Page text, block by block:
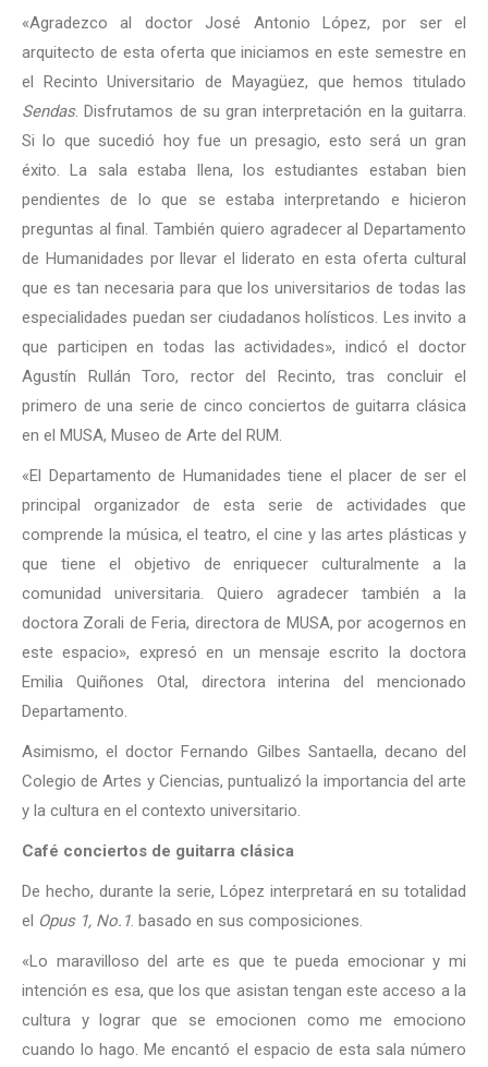
«Agradezco al doctor José Antonio López, por ser el
arquitecto de esta oferta que iniciamos en este semestre en
el Recinto Universitario de Mayagüez, que hemos titulado
Sendas. Disfrutamos de su gran interpretación en la guitarra.
Si lo que sucedió hoy fue un presagio, esto será un gran
éxito. La sala estaba llena, los estudiantes estaban bien
pendientes de lo que se estaba interpretando e hicieron
preguntas al final. También quiero agradecer al Departamento
de Humanidades por llevar el liderato en esta oferta cultural
que es tan necesaria para que los universitarios de todas las
especialidades puedan ser ciudadanos holísticos. Les invito a
que participen en todas las actividades», indicó el doctor
Agustín Rullán Toro, rector del Recinto, tras concluir el
primero de una serie de cinco conciertos de guitarra clásica
en el MUSA, Museo de Arte del RUM.
«El Departamento de Humanidades tiene el placer de ser el
principal organizador de esta serie de actividades que
comprende la música, el teatro, el cine y las artes plásticas y
que tiene el objetivo de enriquecer culturalmente a la
comunidad universitaria. Quiero agradecer también a la
doctora Zorali de Feria, directora de MUSA, por acogernos en
este espacio», expresó en un mensaje escrito la doctora
Emilia Quiñones Otal, directora interina del mencionado
Departamento.
Asimismo, el doctor Fernando Gilbes Santaella, decano del
Colegio de Artes y Ciencias, puntualizó la importancia del arte
y la cultura en el contexto universitario.
Café conciertos de guitarra clásica
De hecho, durante la serie, López interpretará en su totalidad
el Opus 1, No.1 . basado en sus composiciones.
«Lo maravilloso del arte es que te pueda emocionar y mi
intención es esa, que los que asistan tengan este acceso a la
cultura y lograr que se emocionen como me emociono
cuando lo hago. Me encantó el espacio de esta sala número